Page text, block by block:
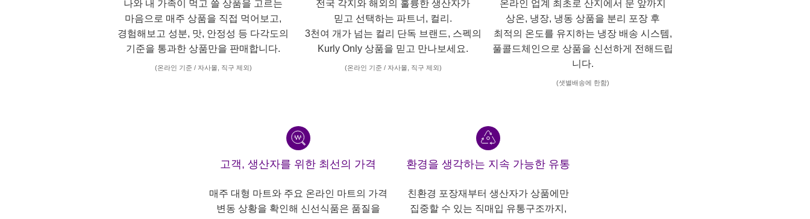
나와 내 가족이 먹고 쓸 상품을 고르는
마음으로 매주 상품을 직접 먹어보고,
경험해보고 성분, 맛, 안정성 등 다각도의
기준을 통과한 상품만을 판매합니다.
(온라인 기준 / 자사몰, 직구 제외)
전국 각지와 해외의 훌륭한 생산자가
믿고 선택하는 파트너, 컬리.
3천여 개가 넘는 컬리 단독 브랜드, 스펙의
Kurly Only 상품을 믿고 만나보세요.
(온라인 기준 / 자사몰, 직구 제외)
온라인 업계 최초로 산지에서 문 앞까지
상온, 냉장, 냉동 상품을 분리 포장 후
최적의 온도를 유지하는 냉장 배송 시스템,
풀콜드체인으로 상품을 신선하게 전해드립
니다.
(샛별배송에 한함)
고객, 생산자를 위한 최선의 가격
매주 대형 마트와 주요 온라인 마트의 가격
변동 상황을 확인해 신선식품은 품질을
환경을 생각하는 지속 가능한 유통
친환경 포장재부터 생산자가 상품에만
집중할 수 있는 직매입 유통구조까지,